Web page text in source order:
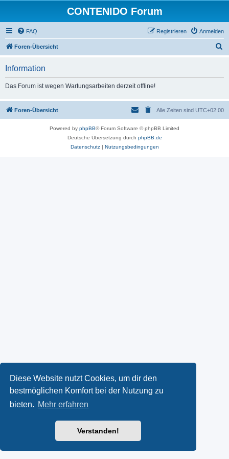
Diese Website nutzt Cookies, um dir den
bestmöglichen Komfort bei der Nutzung zu
bieten. Mehr erfahren
Verstanden!
CONTENIDO Forum
FAQ Anmelden
Registrieren
Foren-Übersicht
Information
Das Forum ist wegen Wartungsarbeiten derzeit offline!
Foren-Übersicht Alle Zeiten sind UTC+02:00
Powered by phpBB® Forum Software © phpBB Limited
Deutsche Übersetzung durch phpBB.de
Datenschutz| Nutzungsbedingungen